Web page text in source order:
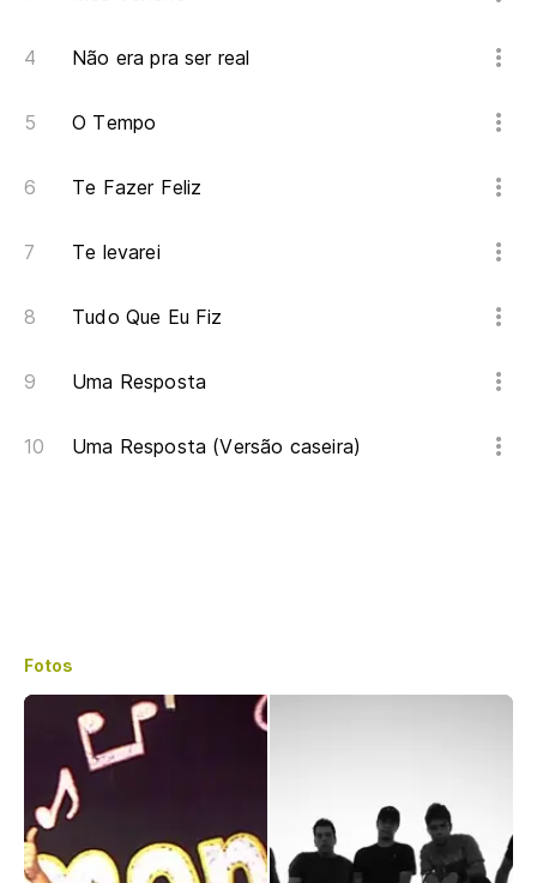
Não era pra ser real
O Tempo
Te Fazer Feliz
Te levarei
Tudo Que Eu Fiz
Uma Resposta
Uma Resposta (Versão caseira)
Fotos